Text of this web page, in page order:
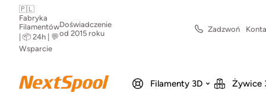
🇵🇱
Fabryka
Filamentów
| 📦 24h | 💬
Wsparcie
Doświadczenie
od 2015 roku
Zadzwoń
Filamenty 3D Żywice